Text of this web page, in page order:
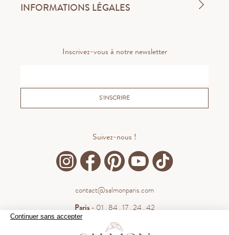
Continuer sans accepter
INFORMATIONS LÉGALES
Inscrivez-vous à notre newsletter
S'INSCRIRE
Suivez-nous !
contact@salmonparis.com
Paris- 01 . 84 . 17 . 24 . 42
- 05 . 35 . 54 . 45 . 53